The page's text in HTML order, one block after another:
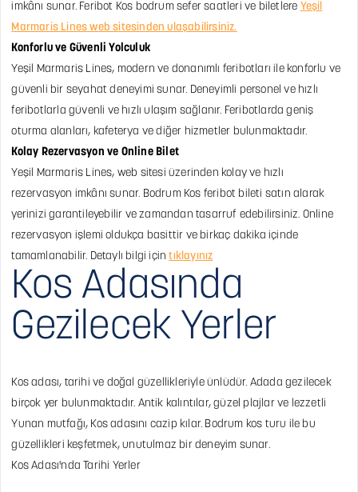
imkânı sunar. Feribot Kos bodrum sefer saatleri ve biletlere Yeşil
Marmaris Lines web sitesinden ulaşabilirsiniz.
Konforlu ve Güvenli Yolculuk
Yeşil Marmaris Lines, modern ve donanımlı feribotları ile konforlu ve
güvenli bir seyahat deneyimi sunar. Deneyimli personel ve hızlı
feribotlarla güvenli ve hızlı ulaşım sağlanır. Feribotlarda geniş
oturma alanları, kafeterya ve diğer hizmetler bulunmaktadır.
Kolay Rezervasyon ve Online Bilet
Yeşil Marmaris Lines, web sitesi üzerinden kolay ve hızlı
rezervasyon imkânı sunar. Bodrum Kos feribot bileti satın alarak
yerinizi garantileyebilir ve zamandan tasarruf edebilirsiniz. Online
rezervasyon işlemi oldukça basittir ve birkaç dakika içinde
tamamlanabilir. Detaylı bilgi içintıklayınız
Kos Adasında
Gezilecek Yerler
Kos adası, tarihi ve doğal güzellikleriyle ünlüdür. Adada gezilecek
birçok yer bulunmaktadır. Antik kalıntılar, güzel plajlar ve lezzetli
Yunan mutfağı, Kos adasını cazip kılar. Bodrum kos turu ile bu
güzellikleri keşfetmek, unutulmaz bir deneyim sunar.
Kos Adası'nda Tarihi Yerler